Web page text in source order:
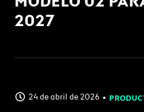
2027
24 de abril de 2026